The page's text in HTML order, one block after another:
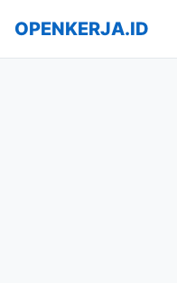
OPENKERJA.ID